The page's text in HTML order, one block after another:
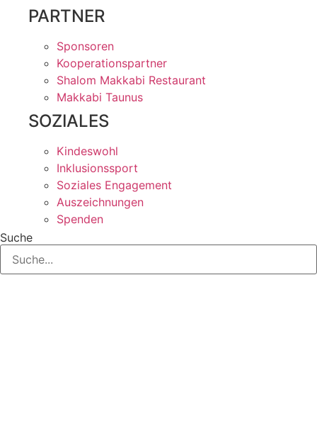
PARTNER
Sponsoren
Kooperationspartner
Shalom Makkabi Restaurant
Makkabi Taunus
SOZIALES
Kindeswohl
Inklusionssport
Soziales Engagement
Auszeichnungen
Spenden
Suche